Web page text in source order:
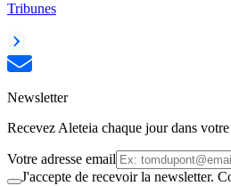
Tribunes
Newsletter
Recevez Aleteia chaque jour dans
Votre adresse email
J'accepte de recevoir la newsletter.